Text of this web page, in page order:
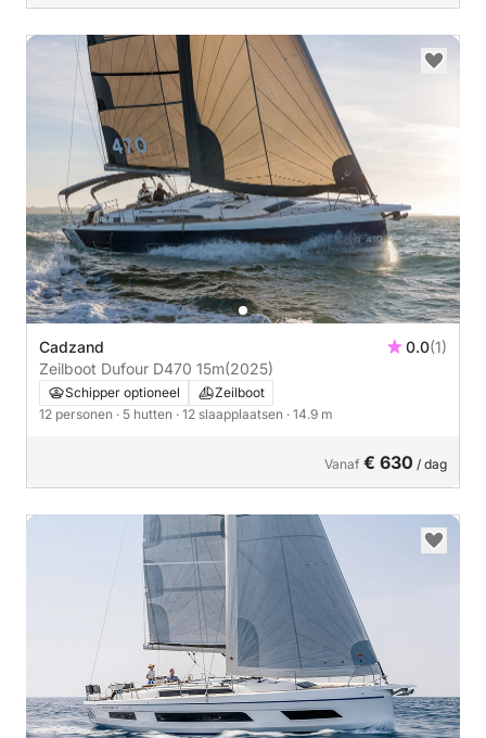
Cadzand 0.0(1)
Zeilboot Dufour D470 15m(2025)
Schipper optioneel
Zeilboot
12 personen · 5 hutten · 12 slaapplaatsen · 14.9 m
Vanaf € 630 / dag